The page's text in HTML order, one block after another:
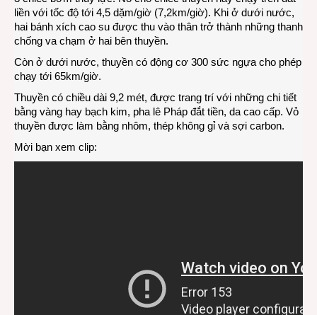
liền với tốc độ tới 4,5 dặm/giờ (7,2km/giờ). Khi ở dưới nước,
hai bánh xích cao su được thu vào thân trở thành những thanh
chống va chạm ở hai bên thuyền.
Còn ở dưới nước, thuyền có động cơ 300 sức ngựa cho phép
chạy tới 65km/giờ.
Thuyền có chiều dài 9,2 mét, được trang trí với những chi tiết
bằng vàng hay bạch kim, pha lê Pháp đắt tiền, da cao cấp. Vỏ
thuyền được làm bằng nhôm, thép không gỉ và sợi carbon.
Mời bạn xem clip: